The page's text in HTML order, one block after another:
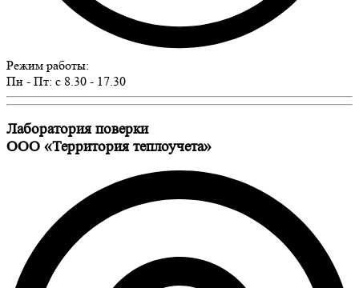
Режим работы:
Пн - Пт: c 8.30 - 17.30
Лаборатория поверки
ООО «Территория теплоучета»